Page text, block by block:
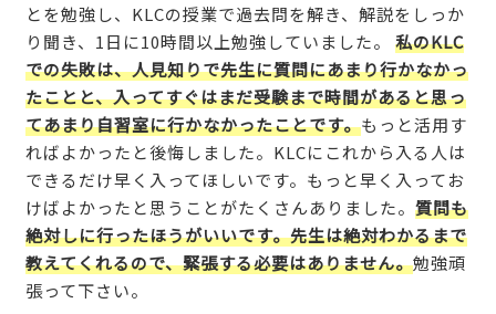
とを勉強し、KLCの授業で過去問を解き、解説をしっか
り聞き、1日に10時間以上勉強していました。 私のKLC
での失敗は、人見知りで先生に質問にあまり行かなかっ
たことと、入ってすぐはまだ受験まで時間があると思っ
てあまり自習室に行かなかったことです。もっと活用す
ればよかったと後悔しました。KLCにこれから入る人は
できるだけ早く入ってほしいです。もっと早く入ってお
けばよかったと思うことがたくさんありました。 質問も
絶対しに行ったほうがいいです。先生は絶対わかるまで
教えてくれるので、緊張する必要はありません。勉強頑
張って下さい。